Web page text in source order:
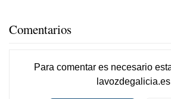
Comentarios
Para comentar es necesario
lavozdegalicia.es